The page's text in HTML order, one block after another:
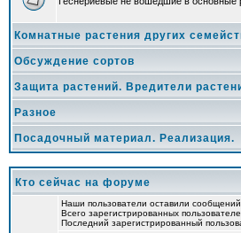
Комнатные растения других
Обсуждение сортов
Защита растений. Вредители
Разное
Посадочный материал. Реализация.
Кто сейчас на форуме
Наши пользователи оставили
Всего зарегистрированных
Последний зарегистрированный